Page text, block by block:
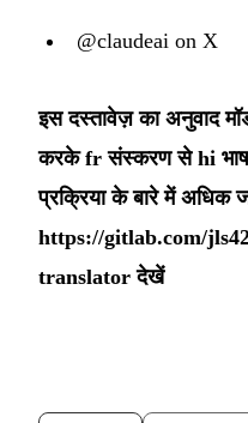
@claudeai on X
इस दस्तावेज़ का अनुवाद
करके fr संस्करण से hi
प्रक्रिया के बारे में अधिक
https://gitlab.com/
translator देखें